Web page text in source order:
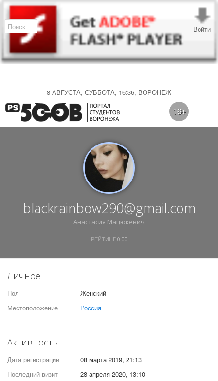
8 АВГУСТА, СУББОТА, 16:36, ВОРОНЕЖ
Войти
16+
blackrainbow290@gmail.com
Анастасия Мацюкевич
РЕЙТИНГ 0.00
Личное
Пол
Женский
Местоположение
Россия
Активность
Дата регистрации
08 марта 2019, 21:13
Последний визит
28 апреля 2020, 13:10